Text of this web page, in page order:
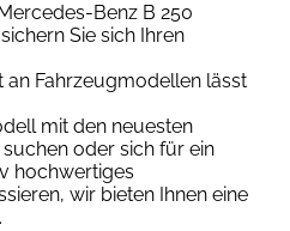
Benz B 250
Sie sich Ihren
Fahrzeugmodellen lässt
mit den neuesten
oder sich für ein
hochwertiges
wir bieten Ihnen eine